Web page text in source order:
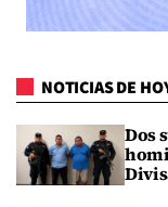
NOTICIAS DE
Dos